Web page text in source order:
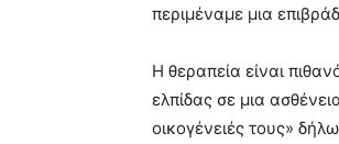
περιμέναμε μια
Η θεραπεία είναι
ελπίδας σε μια
οικογένειές τους»